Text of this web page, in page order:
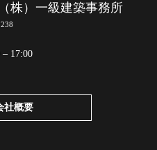
株）一級建築事務所
– 17:00
社概要